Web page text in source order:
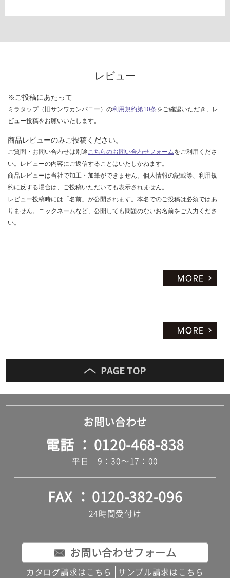
レビュー
※ご投稿にあたって
ミラタップ（旧サンワカンパニー）の利用規約第10条をご確認いただき、レ
ビュー投稿をお願いいたします。
商品レビューのみご投稿ください。
ご質問・お問い合わせは別途 こちらのお問い合わせフォームをご利用くださ
い。レビューの内容にご返信することはいたしかねます。
商品レビューは当社で加工・加筆ができません。個人情報の記載等、利用規
約に反する場合は、ご投稿いただいても表示されません。
レビュー投稿時には「名前」が公開されます。本名でのご投稿は必須ではあ
りません。ニックネームなど、公開しても問題のないお名前をご入力くださ
い。
お問い合わせ
電話 0120-468-838
平日 9：30～17：00
FAX 0120-382-096
24時間受付け
お問い合わせフォーム
カタログ請求はこちら サンプル請求はこちら